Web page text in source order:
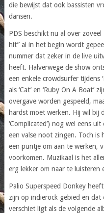
die bewijst dat ook bassisten
dansen.
PDS beschikt nu al over
hit” al in het begin wordt
nummer dat zeker in de live
heeft. Halverwege de show
een enkele crowdsurfer tijdens
als ‘Cat’ en ‘Ruby On A Boat’
overgave worden gespeeld,
hardst moet werken. Hij wil bij
‘Complicated’) nog wel eens
een valse noot zingen. Toch is
een puntje om aan te werken,
voorkomen. Muzikaal is het
erg lekker om naar te luisteren
Palio Superspeed Donkey
zijn op indierock gebied en
verschiet ligt als de volgende